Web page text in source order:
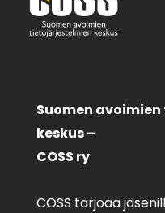
Suomen
keskus –
COSS ry
COSS tarjoaa